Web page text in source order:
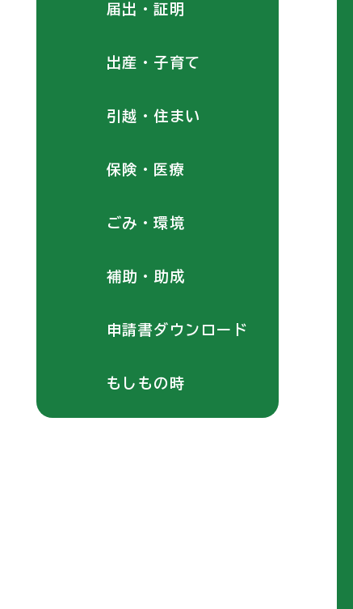
届出・証明
出産・子育て
引越・住まい
保険・医療
ごみ・環境
補助・助成
申請書ダウンロード
もしもの時